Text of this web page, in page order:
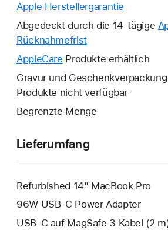
Apple Herstellergarantie
neues
geöffnet.
Abgedeckt durch die 14-tägige
RücknahmefristEin
neues
wird
geöffnet.
AppleCare Ein
neues
Fenster
geöffnet.
Produkte erhältlich
Gravur und
Produkte nicht verfügbar
Begrenzte Menge
Lieferumfang
Refurbished 14" MacBook Pro
96W USB‑C Power Adapter
USB‑C auf MagSafe 3 Kabel (2